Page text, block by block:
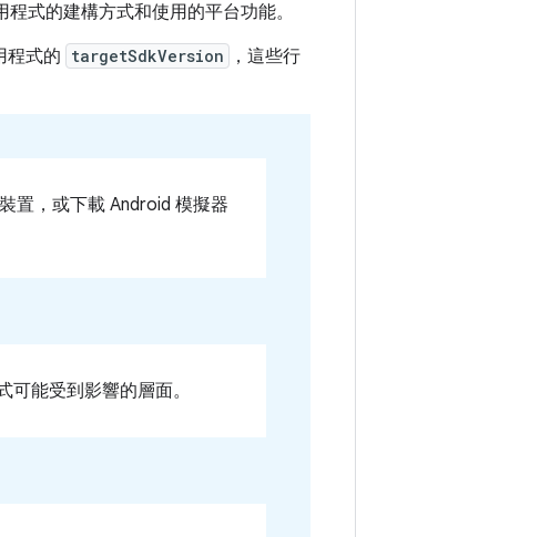
程式的建構方式和使用的平台功能。
程式的 targetSdkVersion
，這些行
置，或下載 Android 模擬器
能受到影響的層面。